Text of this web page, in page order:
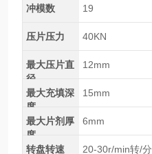
冲模数 19
压片压力 40KN
最大压片直
径
12mm
最大充填深
度
15mm
最大片剂厚
度
6mm
转盘转速 20-30r/min转/分